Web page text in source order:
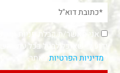
אני מאשר/ת קבלת פניות ומידע
ידוע לי שאוכל לבטל בכל עת,
מדיניות הפרטיותבאתר.